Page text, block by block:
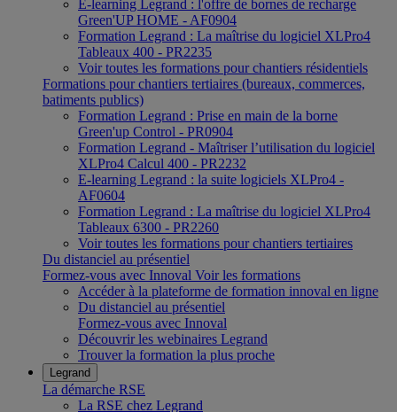
E-learning Legrand : l'offre de bornes de recharge
Green'UP HOME - AF0904
Formation Legrand : La maîtrise du logiciel XLPro4
Tableaux 400 - PR2235
Voir toutes les formations pour chantiers résidentiels
Formations pour chantiers tertiaires (bureaux, commerces,
batiments publics)
Formation Legrand : Prise en main de la borne
Green'up Control - PR0904
Formation Legrand - Maîtriser l’utilisation du logiciel
XLPro4 Calcul 400 - PR2232
E-learning Legrand : la suite logiciels XLPro4 -
AF0604
Formation Legrand : La maîtrise du logiciel XLPro4
Tableaux 6300 - PR2260
Voir toutes les formations pour chantiers tertiaires
Du distanciel au présentiel
Formez-vous avec Innoval Voir les formations
Accéder à la plateforme de formation innoval en ligne
Du distanciel au présentiel
Formez-vous avec Innoval
Découvrir les webinaires Legrand
Trouver la formation la plus proche
Legrand
La démarche RSE
La RSE chez Legrand